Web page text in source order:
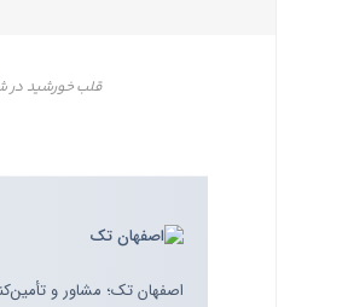
قلب خورشید در
اصفهان تک؛ مشاور و